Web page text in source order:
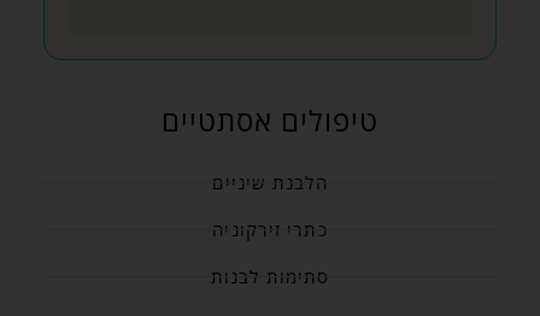
טיפולים אסתטיים
הלבנת שיניים
כתרי זירקוניה
סתימות לבנות